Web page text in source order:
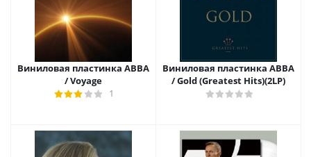
Виниловая пластинка ABBA
/ Voyage
1
Виниловая пластинка ABBA
/ Gold (Greatest Hits)(2LP)